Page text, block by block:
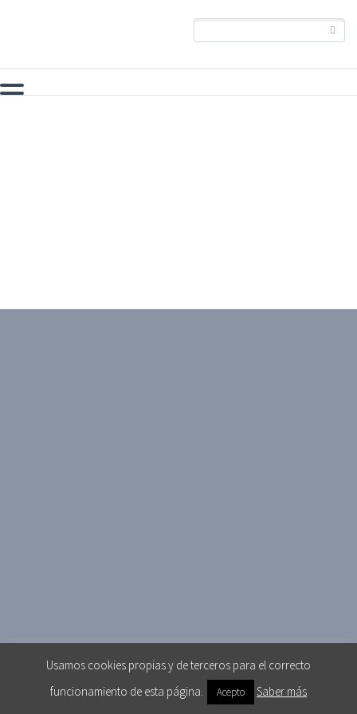
Usamos cookies propias y de terceros para el correcto
funcionamiento de esta página.
Acepto Saber más